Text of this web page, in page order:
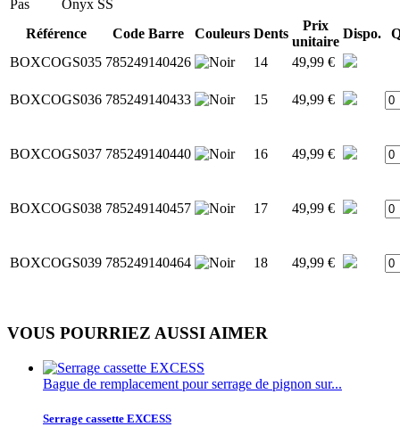
Pas
Onyx SS
Référence
Code Barre Couleurs Dents
Prix
unitaire
Dispo.
BOXCOGS035 785249140426 14 49,99 €
BOXCOGS036 785249140433 15 49,99 €
BOXCOGS037 785249140440 16 49,99 €
BOXCOGS038 785249140457 17 49,99 €
BOXCOGS039 785249140464 18 49,99 €
VOUS POURRIEZ AUSSI AIMER
Bague de remplacement pour serrage de pignon sur...
Serrage cassette EXCESS